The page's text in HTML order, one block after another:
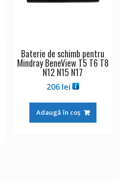
Baterie de schimb pentru
Mindray BeneView T5 T6 T8
N12 N15 N17
206 lei
Adaugă în coș